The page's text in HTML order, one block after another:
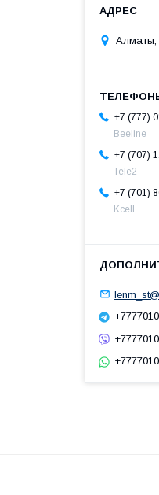
Алматы,
+7 (777)
Beeline
+7 (707)
Теle2
+7 (701)
Kcell